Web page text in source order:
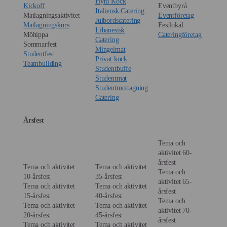
Kickoff
Matlagningsaktivitet
Matlagningskurs
Möhippa
Sommarfest
Studentfest
Teambuilding
Italiensk Catering
Julbordscatering
Libanesisk
Catering
Mingelmat
Privat kock
Studentbuffe
Studentmat
Studentmottagning
Catering
Eventbyrå
Eventföretag
Festlokal
Cateringföretag
Årsfest
Tema och aktivitet
10-årsfest
Tema och aktivitet
15-årsfest
Tema och aktivitet
20-årsfest
Tema och aktivitet
Tema och aktivitet
35-årsfest
Tema och aktivitet
40-årsfest
Tema och aktivitet
45-årsfest
Tema och aktivitet
Tema och
aktivitet 60-
årsfest
Tema och
aktivitet 65-
årsfest
Tema och
aktivitet 70-
årsfest